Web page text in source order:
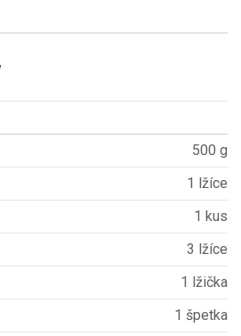
500 g
1 lžíce
1 kus
3 lžíce
1 lžička
1 špetka